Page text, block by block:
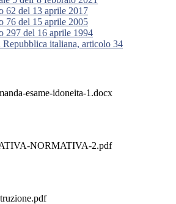
62 del 13 aprile 2017
76 del 15 aprile 2005
297 del 16 aprile 1994
Repubblica italiana, articolo 34
esame-idoneita-1.docx
NORMATIVA-2.pdf